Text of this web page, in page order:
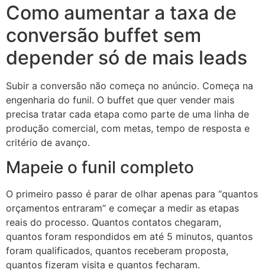
Como aumentar a taxa de
conversão buffet sem
depender só de mais leads
Subir a conversão não começa no anúncio. Começa na
engenharia do funil. O buffet que quer vender mais
precisa tratar cada etapa como parte de uma linha de
produção comercial, com metas, tempo de resposta e
critério de avanço.
Mapeie o funil completo
O primeiro passo é parar de olhar apenas para “quantos
orçamentos entraram” e começar a medir as etapas
reais do processo. Quantos contatos chegaram,
quantos foram respondidos em até 5 minutos, quantos
foram qualificados, quantos receberam proposta,
quantos fizeram visita e quantos fecharam.